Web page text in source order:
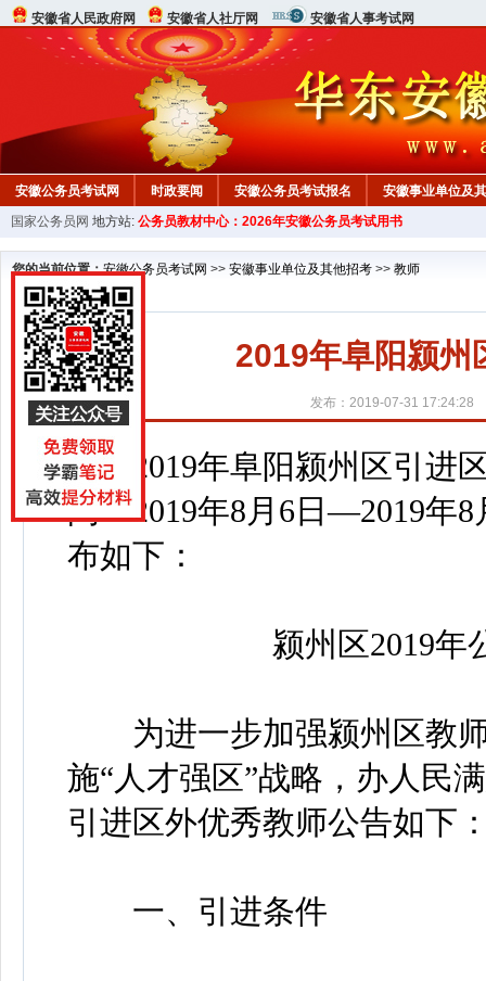
安徽省人民政府网 安徽省人社厅网 安徽省人事考试网
安徽公务员考试网 时政要闻 安徽公务员考试报名
安徽事业单位及
国家公务员网 地方站: 公务员教材中心：2026年安徽公务员考试用书
您的当前位置：安徽公务员考试网 >> 安徽事业单位及其他招考 >> 教师
2019年阜阳颍州
发布：2019-07-31 17:24:28
2019年阜阳颍州区引进区
间：2019年8月6日—2019年8
布如下：
颍州区2019年
为进一步加强颍州区教师
施“人才强区”战略，办人民
引进区外优秀教师公告如下
一、引进条件